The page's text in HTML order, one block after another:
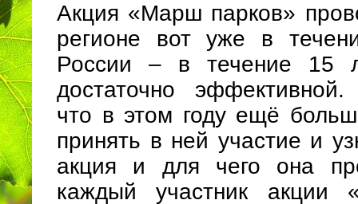
Акция «Марш парков»
регионе вот уже в
России – в течение 15
достаточно
что в этом году ещё
принять в ней участие и
акция и для чего она
каждый участник акции